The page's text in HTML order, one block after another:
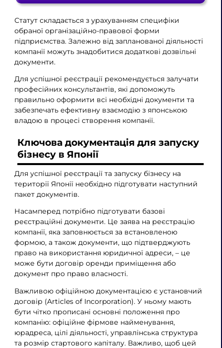
Статут складається з урахуванням специфіки
обраної організаційно-правової форми
підприємства. Залежно від запланованої діяльності
компанії можуть знадобитися додаткові дозвільні
документи.
Для успішної реєстрації рекомендується залучати
професійних консультантів, які допоможуть
правильно оформити всі необхідні документи та
забезпечать ефективну взаємодію з японською
владою в процесі створення компанії.
Ключова документація для запуску
бізнесу в Японії
Для успішної реєстрації та запуску бізнесу на
території Японії необхідно підготувати наступний
пакет документів.
Насамперед потрібно підготувати базові
реєстраційні документи. Це заява на реєстрацію
компанії, яка заповнюється за встановленою
формою, а також документи, що підтверджують
право на використання юридичної адреси, – це
може бути договір оренди приміщення або
документ про право власності.
Важливою офіційною документацією є установчий
договір (Articles of Incorporation). У ньому мають
бути чітко прописані основні положення про
компанію: офіційне фірмове найменування,
юрадреса, цілі діяльності, управлінська структура
та розмір стартового капіталу. Важливо, щоб цей